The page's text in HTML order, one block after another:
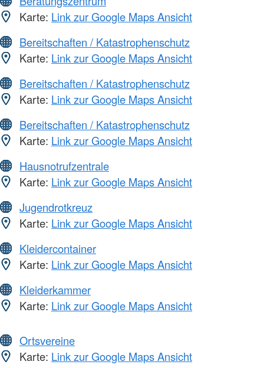
Karte: Link zur Google Maps Ansicht
Bereitschaften / Katastrophenschutz
Karte: Link zur Google Maps Ansicht
Bereitschaften / Katastrophenschutz
Karte: Link zur Google Maps Ansicht
Bereitschaften / Katastrophenschutz
Karte: Link zur Google Maps Ansicht
Hausnotrufzentrale
Karte: Link zur Google Maps Ansicht
Jugendrotkreuz
Karte: Link zur Google Maps Ansicht
Kleidercontainer
Karte: Link zur Google Maps Ansicht
Kleiderkammer
Karte: Link zur Google Maps Ansicht
Ortsvereine
Karte: Link zur Google Maps Ansicht